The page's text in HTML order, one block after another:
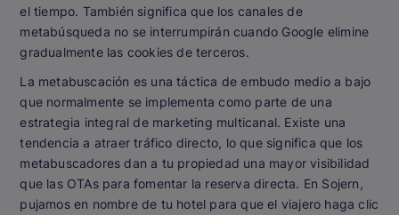
el tiempo. También significa que los canales de
metabúsqueda no se interrumpirán cuando Google elimine
gradualmente las cookies de terceros.
La metabuscación es una táctica de embudo medio a bajo
que normalmente se implementa como parte de una
estrategia integral de marketing multicanal. Existe una
tendencia a atraer tráfico directo, lo que significa que los
metabuscadores dan a tu propiedad una mayor visibilidad
que las OTAs para fomentar la reserva directa. En Sojern,
pujamos en nombre de tu hotel para que el viajero haga clic